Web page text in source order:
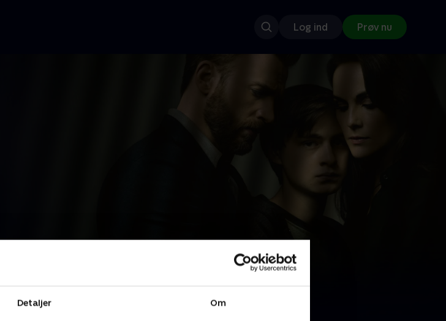
Detaljer Om
Log ind Prøv nu